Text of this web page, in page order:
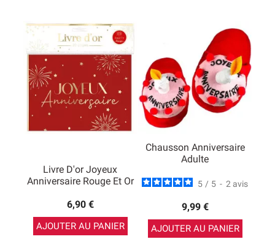
Livre D'or Joyeux
Anniversaire Rouge Et Or
6,90 €
AJOUTER AU PANIER
Chausson Anniversaire
Adulte
5 / 5 - 2 avis
9,99 €
AJOUTER AU PANIER